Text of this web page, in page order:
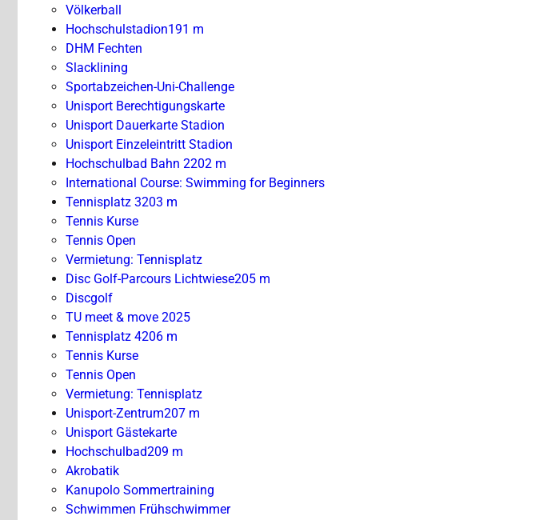
Völkerball
Hochschulstadion191 m
DHM Fechten
Slacklining
Sportabzeichen-Uni-Challenge
Unisport Berechtigungskarte
Unisport Dauerkarte Stadion
Unisport Einzeleintritt Stadion
Hochschulbad Bahn 2202 m
International Course: Swimming for Beginners
Tennisplatz 3203 m
Tennis Kurse
Tennis Open
Vermietung: Tennisplatz
Disc Golf-Parcours Lichtwiese205 m
Discgolf
TU meet & move 2025
Tennisplatz 4206 m
Tennis Kurse
Tennis Open
Vermietung: Tennisplatz
Unisport-Zentrum207 m
Unisport Gästekarte
Hochschulbad209 m
Akrobatik
Kanupolo Sommertraining
Schwimmen Frühschwimmer